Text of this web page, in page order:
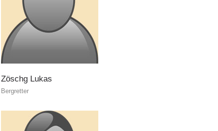
Zöschg Lukas
Bergretter